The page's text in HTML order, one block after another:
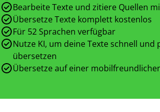
Bearbeite Texte und zitiere Quellen
Übersetze Texte komplett kostenlos
Für 52 Sprachen verfügbar
Nutze KI, um deine Texte schnell und
übersetzen
Übersetze auf einer